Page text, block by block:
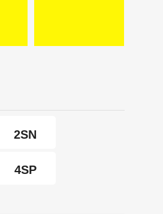
4SP
2SN